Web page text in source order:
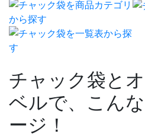
チャック袋と
ベルで、こん
ージ！